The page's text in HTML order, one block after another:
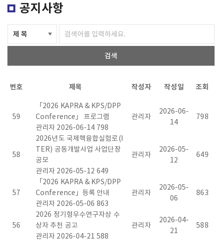
기
및
라
마
협
공지사항
검색
번호 제목 작성자 작성일 조회
59
「2026 KAPRA & KPS/DPP
Conference」 프로그램
관리자 2026-06-14 798
관리자
2026-06-
14
798
58
2026년도 국제핵융합실험로(I
TER) 공동개발사업 사업단장
공모
관리자 2026-05-12 649
관리자
2026-05-
12
649
57
「2026 KAPRA & KPS/DPP
Conference」등록 안내
관리자 2026-05-06 863
관리자
2026-05-
06
863
56
2026 정기형우수연구자상 수
상자 추천 공고
관리자 2026-04-21 588
관리자
2026-04-
21
588